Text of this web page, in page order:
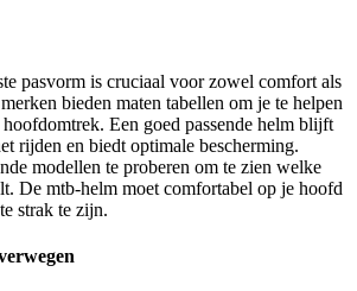
pasvorm is cruciaal voor zowel comfort als
bieden maten tabellen om je te helpen
Een goed passende helm blijft
rijden en biedt optimale bescherming.
modellen te proberen om te zien welke
De mtb-helm moet comfortabel op je hoofd
strak te zijn.